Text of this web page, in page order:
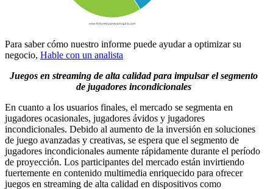
Para saber cómo nuestro informe puede ayudar a optimizar su
negocio, Hable con un analista
Juegos en streaming de alta calidad para impulsar el segmento
de jugadores incondicionales
En cuanto a los usuarios finales, el mercado se segmenta en
jugadores ocasionales, jugadores ávidos y jugadores
incondicionales. Debido al aumento de la inversión en soluciones
de juego avanzadas y creativas, se espera que el segmento de
jugadores incondicionales aumente rápidamente durante el período
de proyección. Los participantes del mercado están invirtiendo
fuertemente en contenido multimedia enriquecido para ofrecer
juegos en streaming de alta calidad en dispositivos como